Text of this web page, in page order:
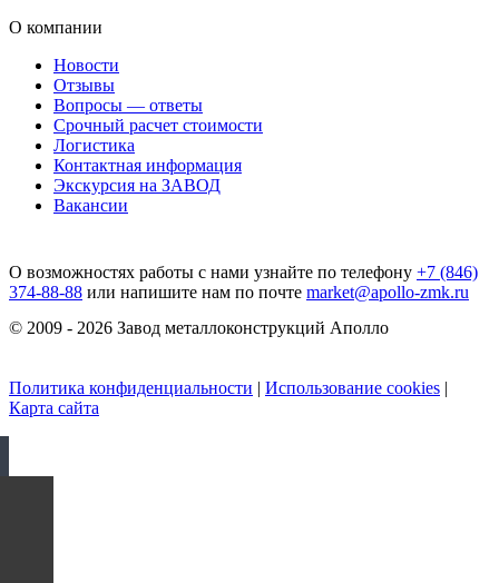
О компании
Новости
Отзывы
Вопросы — ответы
Срочный расчет стоимости
Логистика
Контактная информация
Экскурсия на ЗАВОД
Вакансии
О возможностях работы с нами узнайте по телефону +7 (846)
374-88-88 или напишите нам по почте market@apollo-zmk.ru
© 2009 - 2026 Завод металлоконструкций Аполло
Политика конфиденциальности | Использование cookies |
Карта сайта